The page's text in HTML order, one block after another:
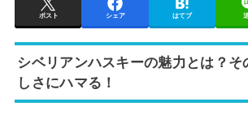
ポスト シェア はてブ
シベリアンハスキーの魅力とは？そ
しさにハマる！